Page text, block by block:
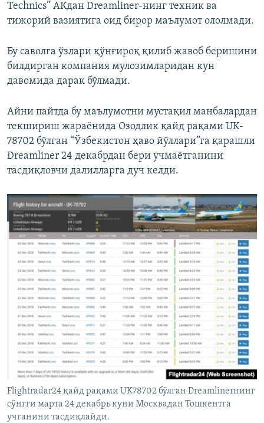
Technics” АКдан Dreamliner-нинг техник ва
тижорий вазиятига оид бирор маълумот ололмади.
Бу саволга ўзлари қўнғироқ қилиб жавоб беришини
билдирган компания мулозимларидан кун
давомида дарак бўлмади.
Айни пайтда бу маълумотни мустақил манбалардан
текшириш жараëнида Озодлик қайд рақами UK-
78702 бўлган “Ўзбекистон ҳаво йўллари”га қарашли
Dreamliner 24 декабрдан бери учмаëтганини
тасдиқловчи далилларга дуч келди.
Flightradar24 қайд рақами UK78702 бўлган Dreamlinerнинг
сўнгги марта 24 декабрь куни Москвадан Тошкентга
учганини тасдиқлайди.